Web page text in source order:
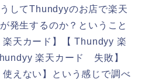
してThundyyのお店で楽天
発生するのか？ということ
天カード】【 Thundyy 楽
楽天カード 失敗】
えない】という感じで調べ